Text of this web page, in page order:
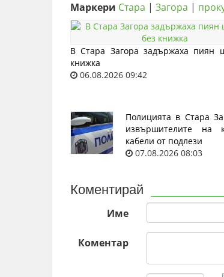
Маркери Стара | Загора |
В Стара Загора задържаха пиян
книжка
06.08.2026 09:42
Полицията в Стара
извършителите на
кабели от подлези
07.08.2026 08:03
Коментирай
Име
Коментар